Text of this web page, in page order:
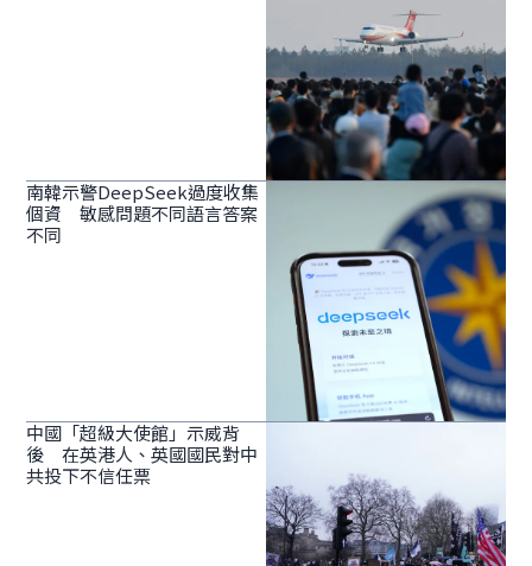
南韓示警DeepSeek過度收集
個資 敏感問題不同語言答案
不同
中國「超級大使館」示威背
後 在英港人、英國國民對中
共投下不信任票